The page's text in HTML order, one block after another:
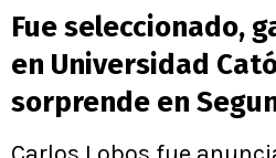
Fue seleccionado,
en Universidad
sorprende en